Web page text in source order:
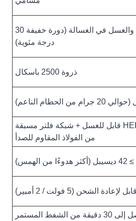
قابل للإزالة والغسل في الغسالة (دورة خفيفة 30
درجة مئوية)
ذروة 2500 باسكال
HEPA H11 قابل للغسل + شبكة فلتر مسبقة
من الفولاذ المقاوم للصدأ
≥ 42 ديسيبل (أكثر هدوءًا من الهمس)
ما يصل إلى 30 دقيقة من الشفط المستمر